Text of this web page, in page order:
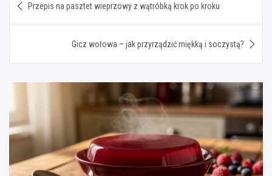
wpisu
Przepis na pasztet wieprzowy z wątróbką krok po kroku
Gicz wołowa – jak przyrządzić miękką i soczystą?